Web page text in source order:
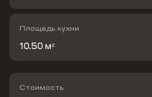
Площадь кухни
10.50 м 2
Стоимость